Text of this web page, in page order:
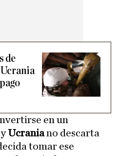
de
en un
Ucraniano descarta
tomar ese